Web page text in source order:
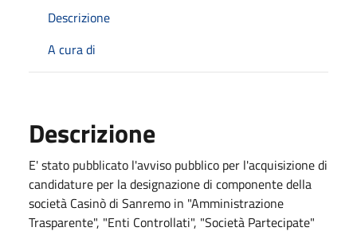
Descrizione
A cura di
Descrizione
E' stato pubblicato l'avviso pubblico per l'acquisizione di
candidature per la designazione di componente della
società Casinò di Sanremo in "Amministrazione
Trasparente", "Enti Controllati", "Società Partecipate"